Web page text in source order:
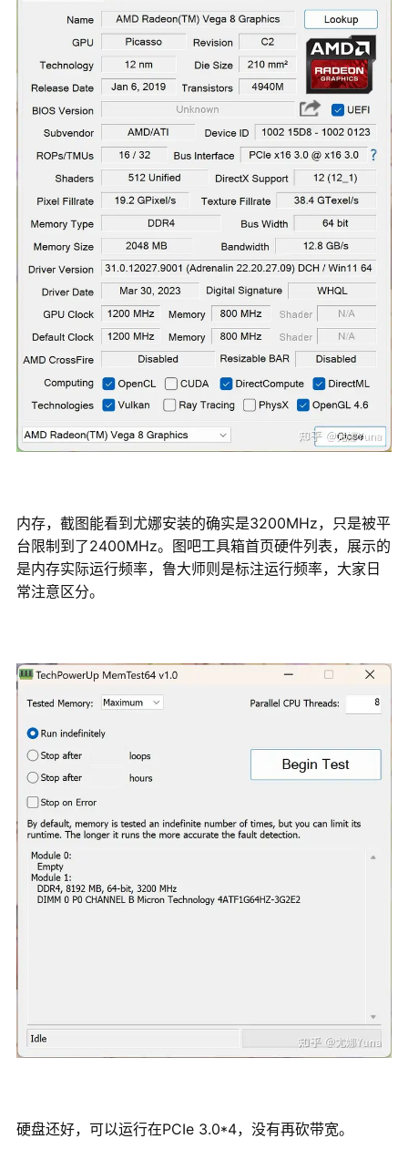
内存，截图能看到尤娜安装的确实是3200MHz，只是被平
台限制到了2400MHz。图吧工具箱首页硬件列表，展示的
是内存实际运行频率，鲁大师则是标注运行频率，大家日
常注意区分。
硬盘还好，可以运行在PCIe 3.0*4，没有再砍带宽。